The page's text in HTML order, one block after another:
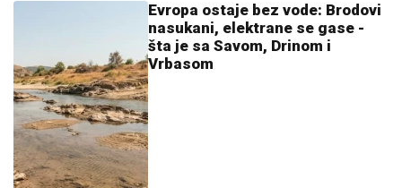
Evropa ostaje bez vode: Brodovi
nasukani, elektrane se gase -
šta je sa Savom, Drinom i
Vrbasom